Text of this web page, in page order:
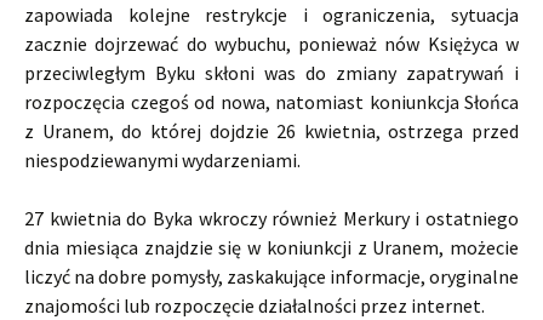
zapowiada kolejne restrykcje i ograniczenia, sytuacja
zacznie dojrzewać do wybuchu, ponieważ nów Księżyca w
przeciwległym Byku skłoni was do zmiany zapatrywań i
rozpoczęcia czegoś od nowa, natomiast koniunkcja Słońca
z Uranem, do której dojdzie 26 kwietnia, ostrzega przed
niespodziewanymi wydarzeniami.
27 kwietnia do Byka wkroczy również Merkury i ostatniego
dnia miesiąca znajdzie się w koniunkcji z Uranem, możecie
liczyć na dobre pomysły, zaskakujące informacje, oryginalne
znajomości lub rozpoczęcie działalności przez internet.